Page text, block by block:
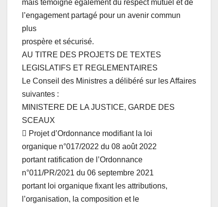
mais témoigne également du respect mutuel et de
l’engagement partagé pour un avenir commun
plus
prospère et sécurisé.
AU TITRE DES PROJETS DE TEXTES
LEGISLATIFS ET REGLEMENTAIRES
Le Conseil des Ministres a délibéré sur les Affaires
suivantes :
MINISTERE DE LA JUSTICE, GARDE DES
SCEAUX
 Projet d’Ordonnance modifiant la loi
organique n°017/2022 du 08 août 2022
portant ratification de l’Ordonnance
n°011/PR/2021 du 06 septembre 2021
portant loi organique fixant les attributions,
l’organisation, la composition et le